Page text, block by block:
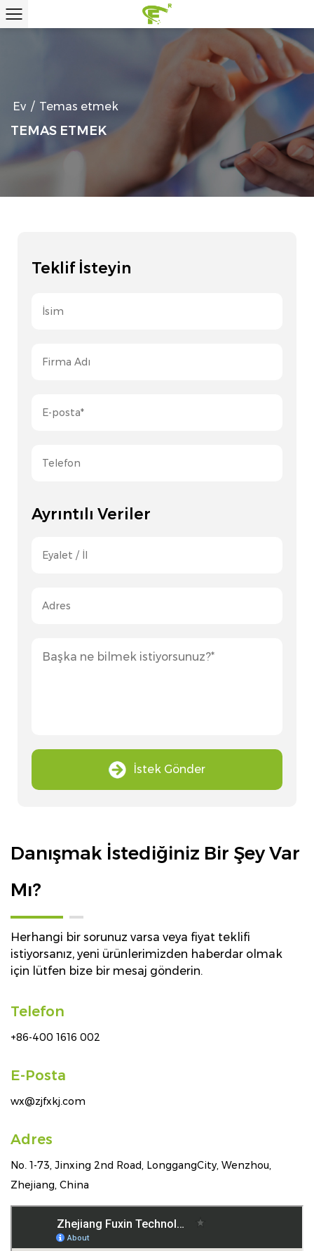
Ev / Temas etmek
TEMAS ETMEK
Teklif İsteyin
Ayrıntılı Veriler
İstek Gönder
Danışmak İstediğiniz Bir Şey Var
Mı?
Herhangi bir sorunuz varsa veya fiyat teklifi
istiyorsanız, yeni ürünlerimizden haberdar olmak
için lütfen bize bir mesaj gönderin.
Telefon
+86-400 1616 002
E-Posta
wx@zjfxkj.com
Adres
No. 1-73, Jinxing 2nd Road, LonggangCity, Wenzhou,
Zhejiang, China